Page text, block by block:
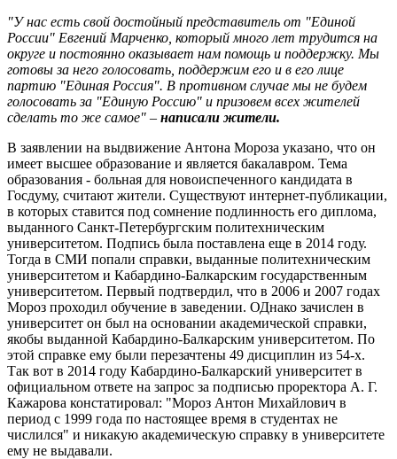
"У нас есть свой достойный представитель от "Единой
России" Евгений Марченко, который много лет трудится на
округе и постоянно оказывает нам помощь и поддержку. Мы
готовы за него голосовать, поддержим его и в его лице
партию "Единая Россия". В противном случае мы не будем
голосовать за "Единую Россию" и призовем всех жителей
сделать то же самое" – написали жители.
В заявлении на выдвижение Антона Мороза указано, что он
имеет высшее образование и является бакалавром. Тема
образования - больная для новоиспеченного кандидата в
Госдуму, считают жители. Существуют интернет-публикации,
в которых ставится под сомнение подлинность его диплома,
выданного Санкт-Петербургским политехническим
университетом. Подпись была поставлена еще в 2014 году.
Тогда в СМИ попали справки, выданные политехническим
университетом и Кабардино-Балкарским государственным
университетом. Первый подтвердил, что в 2006 и 2007 годах
Мороз проходил обучение в заведении. ОДнако зачислен в
университет он был на основании академической справки,
якобы выданной Кабардино-Балкарским университетом. По
этой справке ему были перезачтены 49 дисциплин из 54-х.
Так вот в 2014 году Кабардино-Балкарский университет в
официальном ответе на запрос за подписью проректора А. Г.
Кажарова констатировал: "Мороз Антон Михайлович в
период с 1999 года по настоящее время в студентах не
числился" и никакую академическую справку в университете
ему не выдавали.